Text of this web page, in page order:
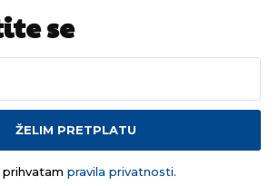
se
ŽELIM PRETPLATU
pravila privatnosti.